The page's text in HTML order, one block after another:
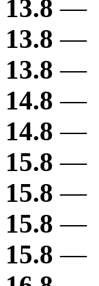
13.8 —
13.8 —
13.8 —
14.8 —
14.8 —
15.8 —
15.8 —
15.8 —
15.8 —